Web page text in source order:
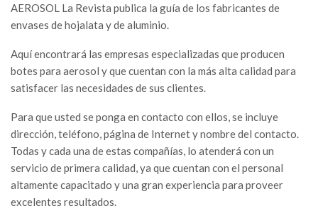
AEROSOL La Revista publica la guía de los fabricantes de
envases de hojalata y de aluminio.
Aquí encontrará las empresas especializadas que producen
botes para aerosol y que cuentan con la más alta calidad para
satisfacer las necesidades de sus clientes.
Para que usted se ponga en contacto con ellos, se incluye
dirección, teléfono, página de Internet y nombre del contacto.
Todas y cada una de estas compañías, lo atenderá con un
servicio de primera calidad, ya que cuentan con el personal
altamente capacitado y una gran experiencia para proveer
excelentes resultados.